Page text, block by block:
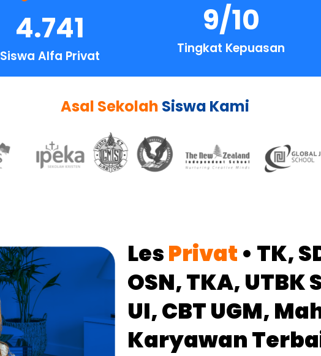
Siswa Alfa Privat
4.741
Tingkat Kepuasan
9/10
Asal Sekolah Siswa Kami
LesPrivat • TK,
OSN, TKA, UTBK
UI, CBT UGM,
Karyawan